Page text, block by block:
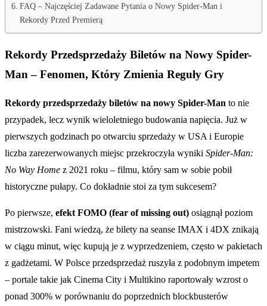
FAQ – Najczęściej Zadawane Pytania o Nowy Spider-Man i
Rekordy Przed Premierą
Rekordy Przedsprzedaży Biletów na Nowy Spider-
Man – Fenomen, Który Zmienia Reguły Gry
Rekordy przedsprzedaży biletów na nowy Spider-Man to nie
przypadek, lecz wynik wieloletniego budowania napięcia. Już w
pierwszych godzinach po otwarciu sprzedaży w USA i Europie
liczba zarezerwowanych miejsc przekroczyła wyniki Spider-Man:
No Way Home z 2021 roku – filmu, który sam w sobie pobił
historyczne pułapy. Co dokładnie stoi za tym sukcesem?
Po pierwsze, efekt FOMO (fear of missing out) osiągnął poziom
mistrzowski. Fani wiedzą, że bilety na seanse IMAX i 4DX znikają
w ciągu minut, więc kupują je z wyprzedzeniem, często w pakietach
z gadżetami. W Polsce przedsprzedaż ruszyła z podobnym impetem
– portale takie jak Cinema City i Multikino raportowały wzrost o
ponad 300% w porównaniu do poprzednich blockbusterów